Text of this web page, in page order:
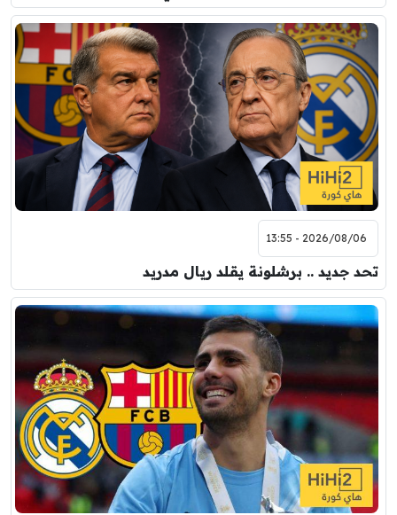
2026/08/06 - 13:55
تحد جديد .. برشلونة يقلد ريال مدريد